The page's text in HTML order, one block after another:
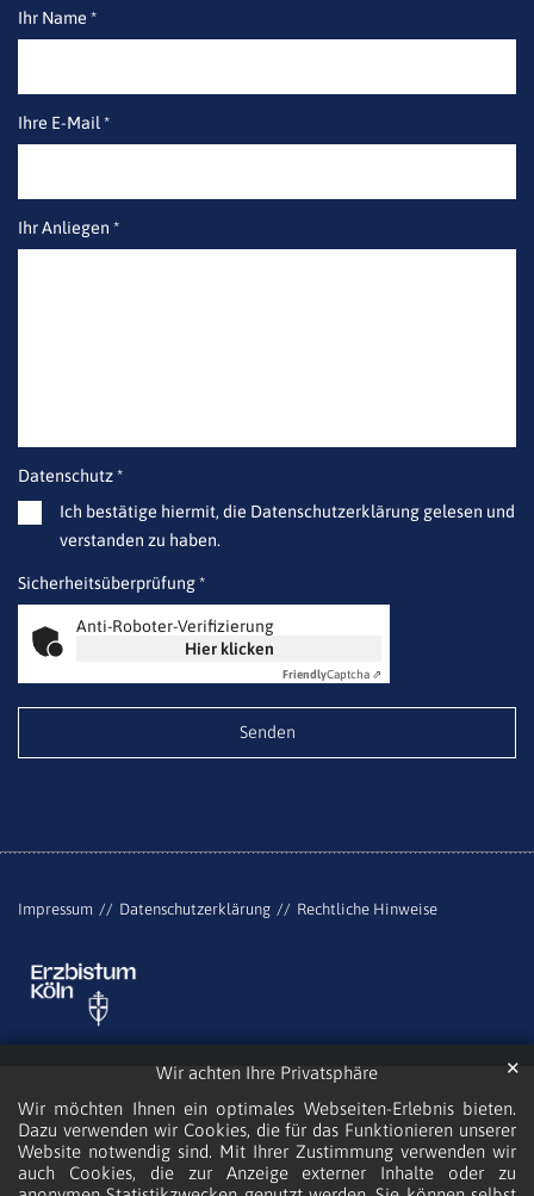
Wir achten Ihre Privatsphäre
Wir möchten Ihnen ein optimales Webseiten-Erlebnis bieten.
Dazu verwenden wir Cookies, die für das Funktionieren unserer
Website notwendig sind. Mit Ihrer Zustimmung verwenden wir
auch Cookies, die zur Anzeige externer Inhalte oder zu
✕
Ihr Name *
Ihre E-Mail *
Ihr Anliegen *
Datenschutz *
Ich bestätige hiermit, die Datenschutzerklärung gelesen und
verstanden zu haben.
Sicherheitsüberprüfung *
Anti-Roboter-Verifizierung
Hier klicken
FriendlyCaptcha ⇗
Impressum Datenschutzerklärung Rechtliche Hinweise